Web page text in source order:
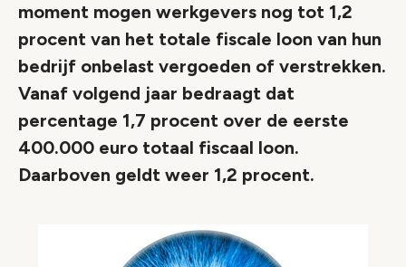
moment mogen werkgevers nog tot 1,2
procent van het totale fiscale loon van hun
bedrijf onbelast vergoeden of verstrekken.
Vanaf volgend jaar bedraagt dat
percentage 1,7 procent over de eerste
400.000 euro totaal fiscaal loon.
Daarboven geldt weer 1,2 procent.